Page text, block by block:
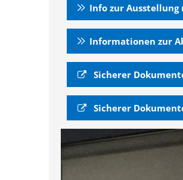
Info zur
Informationen zur
Sicherer
Sicherer